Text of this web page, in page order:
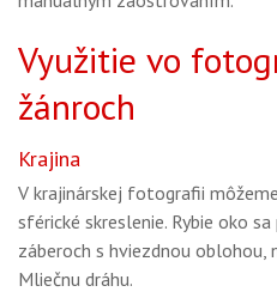
Využitie vo
žánroch
Krajina
V krajinárskej fotografii
sférické skreslenie. Rybie oko
záberoch s hviezdnou
Mliečnu dráhu.